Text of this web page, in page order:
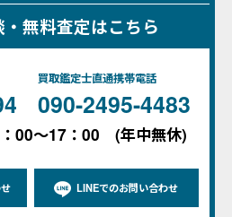
無料査定はこちら
買取鑑定士直通携帯電話
090-2495-4483
00～17：00 (年中無休)
LINEでのお問い合わせ